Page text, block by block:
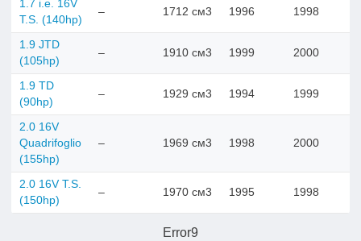
1.7 i.e. 16V
T.S. (140hp)
– 1712 см3 1996 1998
1.9 JTD
(105hp)
– 1910 см3 1999 2000
1.9 TD
(90hp)
– 1929 см3 1994 1999
2.0 16V
Quadrifoglio
(155hp)
– 1969 см3 1998 2000
2.0 16V T.S.
(150hp)
– 1970 см3 1995 1998
Error9